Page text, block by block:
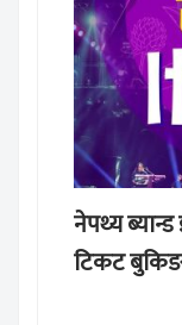
नेपथ्य
टिकट बुकिङ